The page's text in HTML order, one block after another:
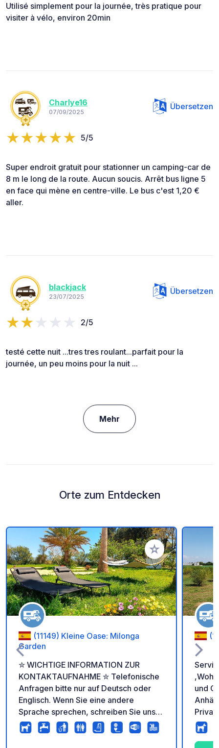
Utilisé simplement pour la journée, très pratique pour
visiter à vélo, environ 20min
Charlye16
07/09/2025
Übersetzen
5/5
Super endroit gratuit pour stationner un camping-car de
8 m le long de la route. Aucun soucis. Arrêt bus ligne 5
en face qui mène en centre-ville. Le bus c'est 1,20 €
aller.
blackjack
23/07/2025
Übersetzen
2/5
testé cette nuit ...tres tres roulant...parfait pour la
journée, un peu moins pour la nuit ...
Mehr
Orte zum Entdecken
Zu Ihren Favoriten
(11149) Kleine Oase: Milonga
Garden
✮ WICHTIGE INFORMATION ZUR
KONTAKTAUFNAHME ✮ Telefonische
Anfragen bitte nur auf Deutsch oder
Englisch. Wenn Sie eine andere
Sprache sprechen, schreiben Sie uns
bitte per Mail oder SMS. Willkommen
auf meinem privaten Stellplatz in Conil
und